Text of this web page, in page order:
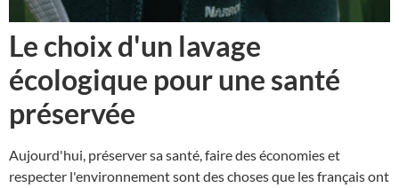
Le choix d'un lavage
écologique pour une santé
préservée
Aujourd'hui, préserver sa santé, faire des économies et
respecter l'environnement sont des choses que les français ont